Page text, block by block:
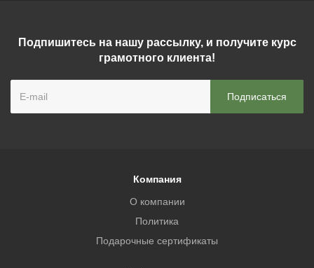
Подпишитесь на нашу рассылку, и получите курс
грамотного клиента!
Компания
О компании
Политика
Подарочные сертификаты